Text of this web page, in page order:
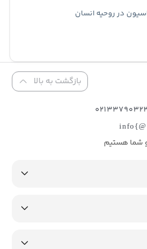
در روحیه انسان
بازگشت به بالا